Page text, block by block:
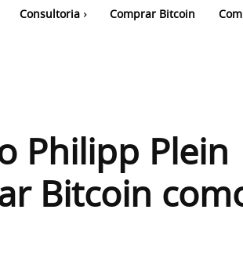
Consultoria Comprar Bitcoin
Philipp Plein
Bitcoin